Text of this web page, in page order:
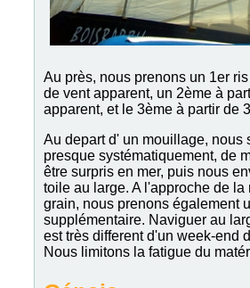
Au près, nous prenons un 1er
de vent apparent, un 2ème à
apparent, et le 3ème à partir de
Au depart d' un mouillage, nous
presque systématiquement, de
être surpris en mer, puis nous
toile au large. A l'approche de la
grain, nous prenons également
supplémentaire. Naviguer au
est très different d'un week-end
Nous limitons la fatigue du